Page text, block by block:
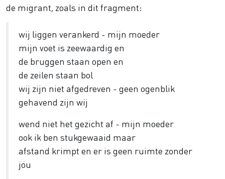
de migrant, zoals in dit fragment:
wij liggen verankerd - mijn moeder
mijn voet is zeewaardig en
de bruggen staan open en
de zeilen staan bol
wij zijn niet afgedreven - geen ogenblik
gehavend zijn wij
wend niet het gezicht af - mijn moeder
ook ik ben stukgewaaid maar
afstand krimpt en er is geen ruimte zonder
jou